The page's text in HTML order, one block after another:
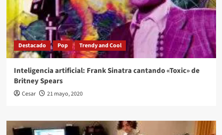
Destacado Pop Trendy and Cool
Inteligencia artificial: Frank Sinatra cantando «Toxic» de
Britney Spears
Cesar 21 mayo, 2020